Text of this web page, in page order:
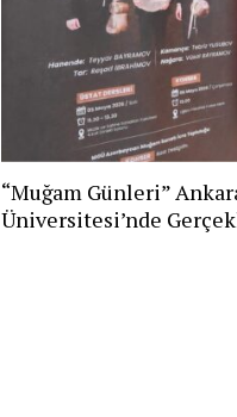
“Muğam Günleri”
Üniversitesi’nde